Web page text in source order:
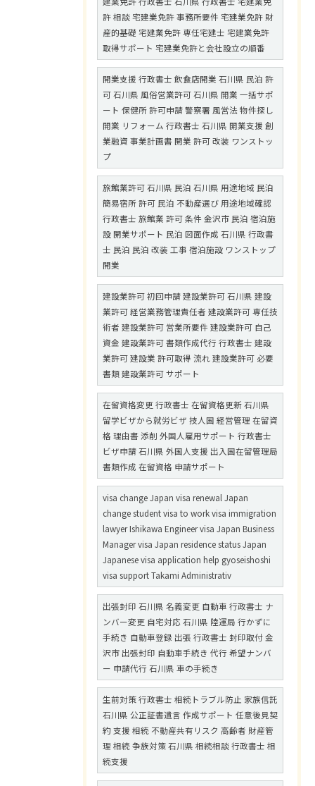
許 相談 宅建業免許 事務所要件 宅建業免許 財
産的基礎 宅建業免許 専任宅建士 宅建業免許
取得サポート 宅建業免許と会社設立の順番
開業支援 行政書士 飲食店開業 石川県 民泊 許
可 石川県 風俗営業許可 石川県 開業 一括サポ
ート 保健所 許可申請 警察署 風営法 物件探し
開業 リフォーム 行政書士 石川県 開業支援 創
業融資 事業計画書 開業 許可 改装 ワンストッ
プ
旅館業許可 石川県 民泊 石川県 用途地域 民泊
簡易宿所 許可 民泊 不動産選び 用途地域確認
行政書士 旅館業 許可 条件 金沢市 民泊 宿泊施
設 開業サポート 民泊 図面作成 石川県 行政書
士 民泊 民泊 改装 工事 宿泊施設 ワンストップ
開業
建設業許可 初回申請 建設業許可 石川県 建設
業許可 経営業務管理責任者 建設業許可 専任技
術者 建設業許可 営業所要件 建設業許可 自己
資金 建設業許可 書類作成代行 行政書士 建設
業許可 建設業 許可取得 流れ 建設業許可 必要
書類 建設業許可 サポート
在留資格変更 行政書士 在留資格更新 石川県
留学ビザから就労ビザ 技人国 経営管理 在留資
格 理由書 添削 外国人雇用サポート 行政書士
ビザ申請 石川県 外国人支援 出入国在留管理局
書類作成 在留資格 申請サポート
visa change Japan visa renewal Japan
change student visa to work visa immigration
lawyer Ishikawa Engineer visa Japan Business
Manager visa Japan residence status Japan
Japanese visa application help gyoseishoshi
visa support Takami Administrativ
出張封印 石川県 名義変更 自動車 行政書士 ナ
ンバー変更 自宅対応 石川県 陸運局 行かずに
手続き 自動車登録 出張 行政書士 封印取付 金
沢市 出張封印 自動車手続き 代行 希望ナンバ
ー 申請代行 石川県 車の手続き
生前対策 行政書士 相続トラブル防止 家族信託
石川県 公正証書遺言 作成サポート 任意後見契
約 支援 相続 不動産共有リスク 高齢者 財産管
理 相続 争族対策 石川県 相続相談 行政書士 相
続支援